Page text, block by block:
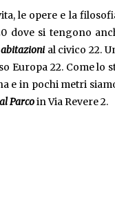
le opere e la
dove si tengono
al civico 22.
Europa 22. Come lo
e in pochi metri
Parcoin Via Revere 2.